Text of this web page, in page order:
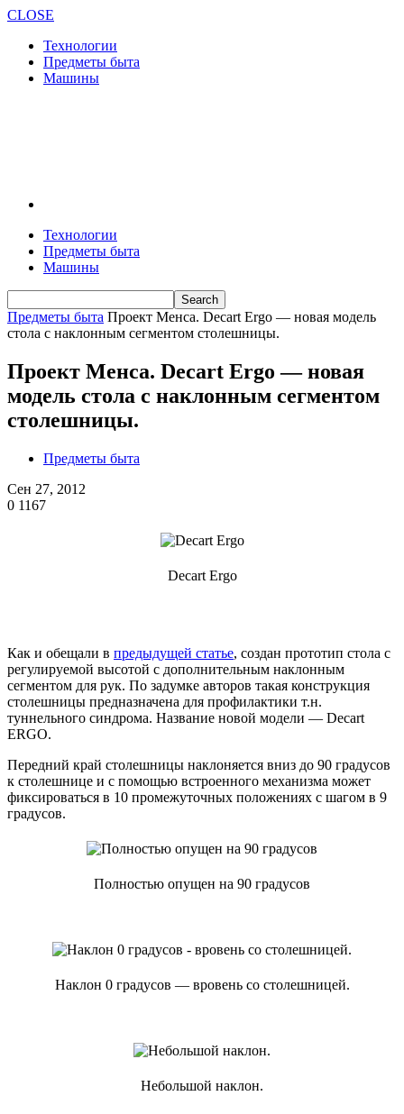
CLOSE
Технологии
Предметы быта
Машины
Технологии
Предметы быта
Машины
Предметы быта Проект Менса. Decart Ergo — новая модель
стола с наклонным сегментом столешницы.
Проект Менса. Decart Ergo — новая
модель стола с наклонным сегментом
столешницы.
Предметы быта
Сен 27, 2012
0 1167
Decart Ergo
Как и обещали в предыдущей статье, создан прототип стола с
регулируемой высотой с дополнительным наклонным
сегментом для рук. По задумке авторов такая конструкция
столешницы предназначена для профилактики т.н.
туннельного синдрома. Название новой модели — Decart
ERGO.
Передний край столешницы наклоняется вниз до 90 градусов
к столешнице и с помощью встроенного механизма может
фиксироваться в 10 промежуточных положениях с шагом в 9
градусов.
Полностью опущен на 90 градусов
Наклон 0 градусов — вровень со столешницей.
Небольшой наклон.